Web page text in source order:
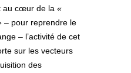
au cœur de la «
– pour reprendre le
– l’activité de cet
sur les vecteurs
des